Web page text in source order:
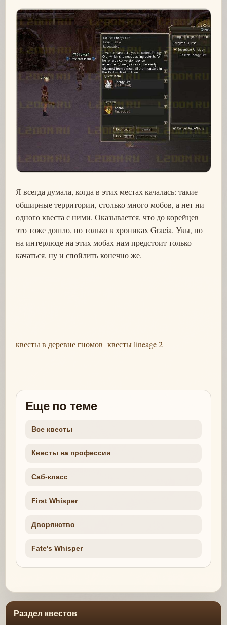
Я всегда думала, когда в этих местах качалась: такие
обширные территории, столько много мобов, а нет ни
одного квеста с ними. Оказывается, что до корейцев
это тоже дошло, но только в хрониках Gracia. Увы, но
на интерлюде на этих мобах нам предстоит только
качаться, ну и спойлить конечно же.
квесты в деревне гномов квесты lineage 2
Еще по теме
Все квесты
Квесты на профессии
Саб-класс
First Whisper
Дворянство
Fate's Whisper
Раздел квестов